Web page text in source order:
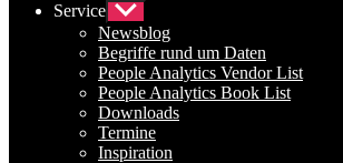
Service Untermenü
anzeigen
Newsblog
Begriffe rund um Daten
People Analytics Vendor List
People Analytics Book List
Downloads
Termine
Inspiration